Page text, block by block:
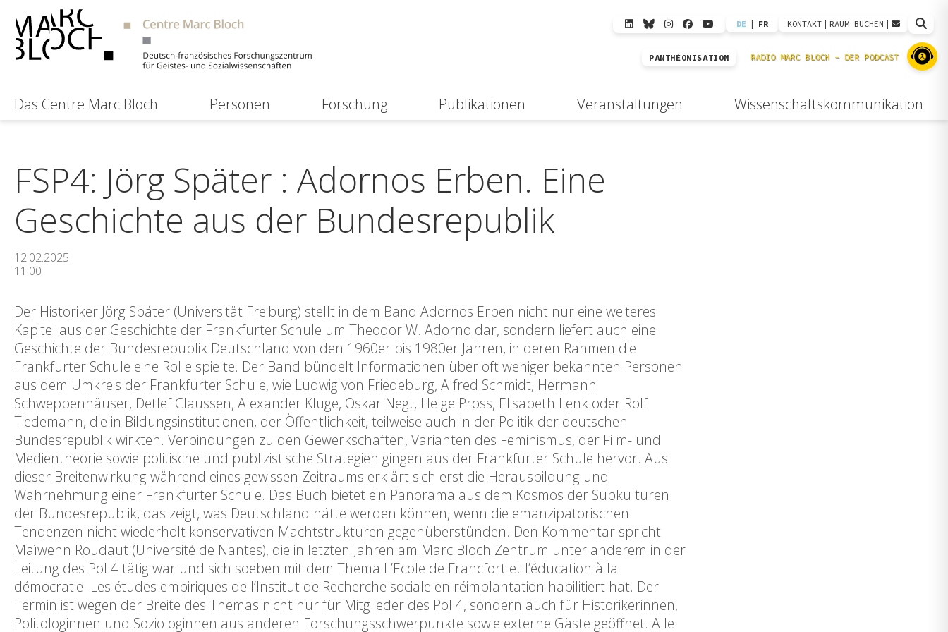
DE | FR KONTAKT | RAUM BUCHEN |
PANTHÉONISATION
Das Centre Marc Bloch Personen Forschung Publikationen Veranstaltungen Wissenschaftskommunikation
FSP4: Jörg Später : Adornos Erben. Eine
Geschichte aus der Bundesrepublik
12.02.2025
11:00
Der Historiker Jörg Später (Universität Freiburg) stellt in dem Band Adornos Erben nicht nur eine weiteres
Kapitel aus der Geschichte der Frankfurter Schule um Theodor W. Adorno dar, sondern liefert auch eine
Geschichte der Bundesrepublik Deutschland von den 1960er bis 1980er Jahren, in deren Rahmen die
Frankfurter Schule eine Rolle spielte. Der Band bündelt Informationen über oft weniger bekannten Personen
aus dem Umkreis der Frankfurter Schule, wie Ludwig von Friedeburg, Alfred Schmidt, Hermann
Schweppenhäuser, Detlef Claussen, Alexander Kluge, Oskar Negt, Helge Pross, Elisabeth Lenk oder Rolf
Tiedemann, die in Bildungsinstitutionen, der Öffentlichkeit, teilweise auch in der Politik der deutschen
Bundesrepublik wirkten. Verbindungen zu den Gewerkschaften, Varianten des Feminismus, der Film- und
Medientheorie sowie politische und publizistische Strategien gingen aus der Frankfurter Schule hervor. Aus
dieser Breitenwirkung während eines gewissen Zeitraums erklärt sich erst die Herausbildung und
Wahrnehmung einer Frankfurter Schule. Das Buch bietet ein Panorama aus dem Kosmos der Subkulturen
der Bundesrepublik, das zeigt, was Deutschland hätte werden können, wenn die emanzipatorischen
Tendenzen nicht wiederholt konservativen Machtstrukturen gegenüberstünden. Den Kommentar spricht
Maïwenn Roudaut (Université de Nantes), die in letzten Jahren am Marc Bloch Zentrum unter anderem in der
Leitung des Pol 4 tätig war und sich soeben mit dem Thema L’Ecole de Francfort et l’éducation à la
démocratie. Les études empiriques de l’Institut de Recherche sociale en réimplantation habilitiert hat. Der
Termin ist wegen der Breite des Themas nicht nur für Mitglieder des Pol 4, sondern auch für Historikerinnen,
Politologinnen und Soziologinnen aus anderen Forschungsschwerpunkte sowie externe Gäste geöffnet. Alle